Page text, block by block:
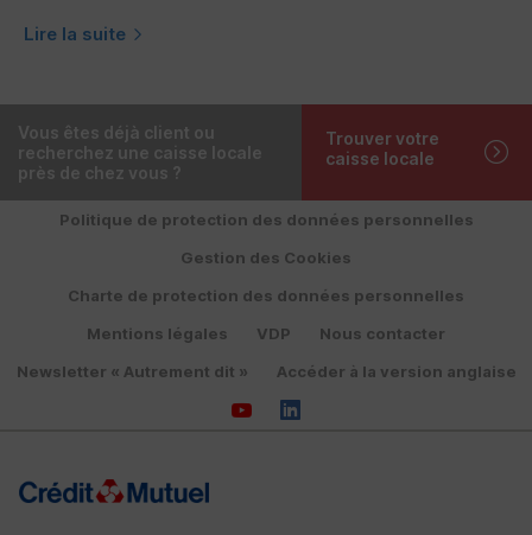
Lire la suite
Vous êtes déjà client ou
recherchez une caisse locale
près de chez vous ?
Trouver votre
caisse locale
Politique de protection des données personnelles
Gestion des Cookies
Charte de protection des données personnelles
Mentions légales
VDP
Nous contacter
Newsletter « Autrement dit »
Accéder à la version anglaise